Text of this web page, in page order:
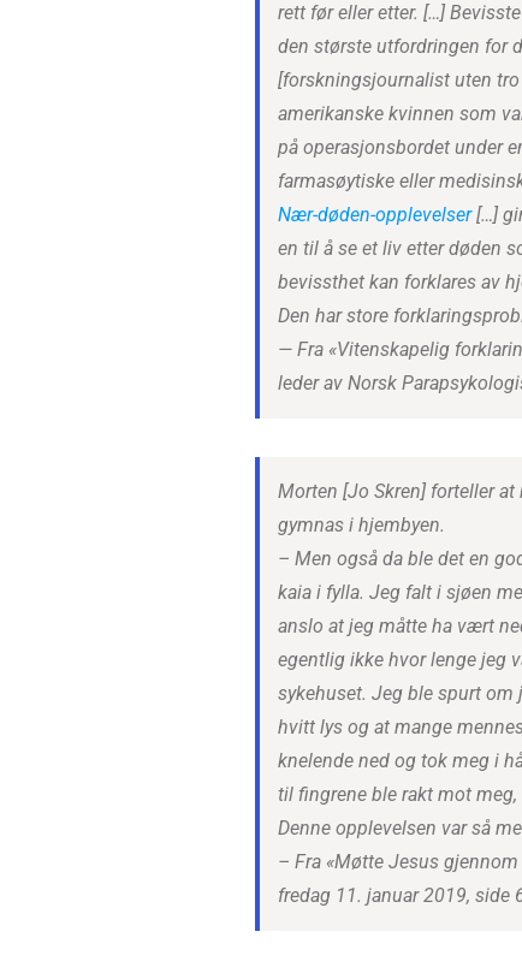
rett før eller etter. […]
den største utfordringen for
[forskningsjournalist uten
amerikanske kvinnen som
på operasjonsbordet under
farmasøytiske eller
Nær-døden-opplevelser[…]
en til å se et liv etter døden
bevissthet kan forklares av
Den har store
— Fra «Vitenskapelig
leder av Norsk
Morten [Jo Skren] forteller
gymnas i hjembyen.
– Men også da ble det en
kaia i fylla. Jeg falt i sjøen
anslo at jeg måtte ha vært
egentlig ikke hvor lenge jeg
sykehuset. Jeg ble spurt om
hvitt lys og at mange
knelende ned og tok meg i
til fingrene ble rakt mot
Denne opplevelsen var så
– Fra «Møtte Jesus
fredag 11. januar 2019, side